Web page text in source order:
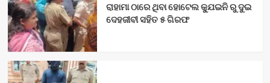
ରାହାମା ଠାରେ ଥିବା ହୋଟେଲ କ୍ଯୁଇନି ରୁ ଦୁଇ
ଦେହଜୀବୀ ସହିତ ୫ ଗିରଫ